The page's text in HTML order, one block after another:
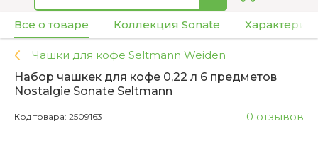
Все о товаре Коллекция Sonate
Чашки для кофе Seltmann Weiden
Набор чашкек для кофе 0,22 л 6 предметов
Nostalgie Sonate Seltmann
0 отзывов
Код товара: 2509163